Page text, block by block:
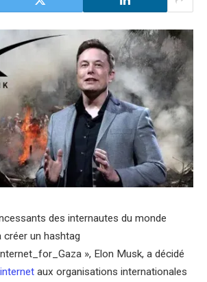
des internautes du monde
créer un hashtag
», Elon Musk, a décidé
internet aux organisations internationales